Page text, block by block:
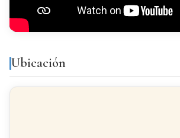
Terrazo
Roble
Ubicación